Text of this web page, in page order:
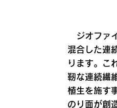
ジオファ
混合した連
ります。こ
靭な連続繊
植生を施す
のり面が創